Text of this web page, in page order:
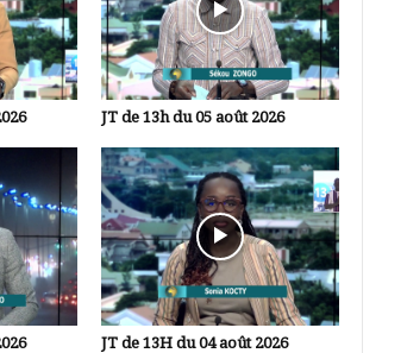
JT de 13h du 05 août 2026
JT de 13H du 04 août 2026